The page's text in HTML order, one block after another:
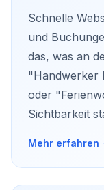
Schnelle
und
das, was an
"Handwerker
oder
Sichtbarkeit
Mehr erfahren